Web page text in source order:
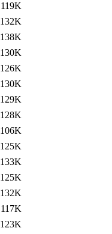
119K
132K
138K
130K
126K
130K
129K
128K
106K
125K
133K
125K
132K
117K
123K